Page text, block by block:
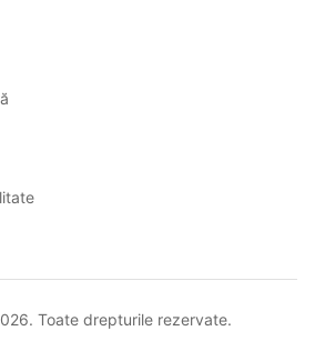
Toate drepturile rezervate.